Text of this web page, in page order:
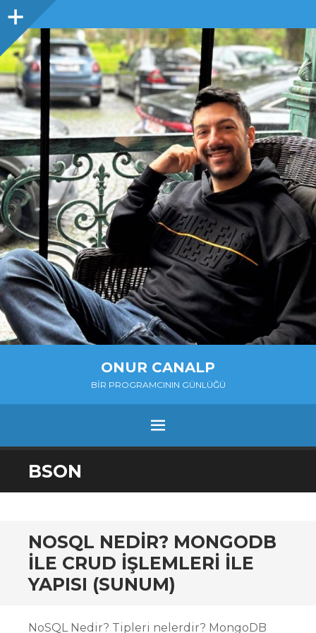
Sidebar
ONUR CANALP
BIR PROGRAMCININ GÜNLÜĞÜ
MENU
SKIP
TO
BSON
NOSQL NEDIR? MONGODB
ILE CRUD IŞLEMLERI ILE
YAPISI (SUNUM)
NoSQL Nedir? Tipleri nelerdir? MongoDB